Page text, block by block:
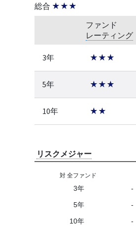
総合 ★★★
ファンド
レーティング
3年 ★★★
5年 ★★★
10年 ★★
リスクメジャー
対 全ファンド
3年 -
5年 -
10年 -